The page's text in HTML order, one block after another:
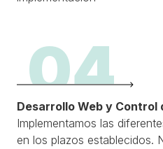
04
Desarrollo Web y Control
Implementamos las
en los plazos establecidos.